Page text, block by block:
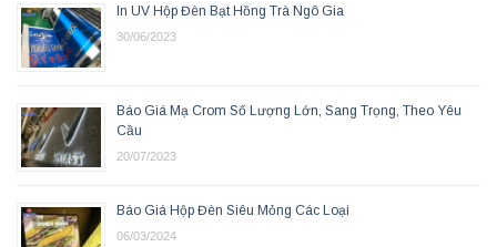
In UV Hộp Đèn Bạt Hồng Trà Ngô Gia
30/06/2023
Báo Giá Mạ Crom Số Lượng Lớn, Sang Trọng, Theo Yêu
Cầu
20/07/2023
Báo Giá Hộp Đèn Siêu Mỏng Các Loại
06/03/2024